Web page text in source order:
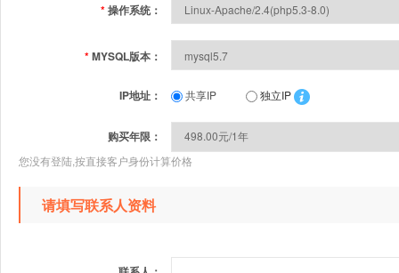
*操作系统：
*MYSQL版本：
IP地址： 共享IP 独立IP
购买年限：
您没有登陆,按直接客户身份计算价格
请填写联系人资料